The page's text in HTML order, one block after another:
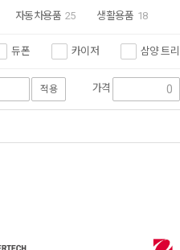
자동차용품 25 생활용품 18
듀폰 카이저 삼양 트
적용 가격